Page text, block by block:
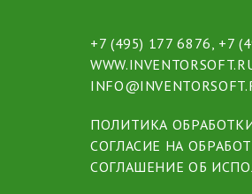
+7 (495) 177 6876 +7
ПОЛИТИКА
СОГЛАСИЕ НА
СОГЛАШЕНИЕ ОБ